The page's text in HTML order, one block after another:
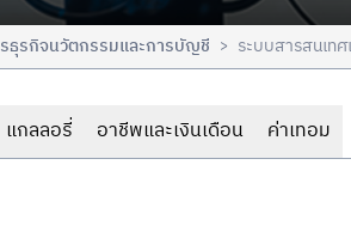
ธุรกิจนวัตกรรมและการบัญชี > ระบบสารสนเท
แกลลอรี่ อาชีพและเงินเดือน ค่าเทอม